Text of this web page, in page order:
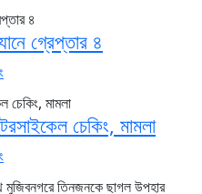
গ্রেপ্তার ৪
চেকিং, মামলা